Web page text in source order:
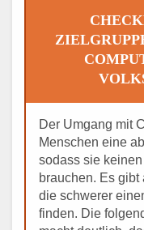
Der Umgang mit
Menschen eine
sodass sie
brauchen. Es
die schwerer
finden. Die